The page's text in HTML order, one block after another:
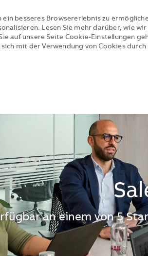
ein besseres Browsererlebnis zu
Lesen Sie mehr darüber, wie
auf unsere Seite Cookie-Einstellungen
mit der Verwendung von Cookies
an einem von 5